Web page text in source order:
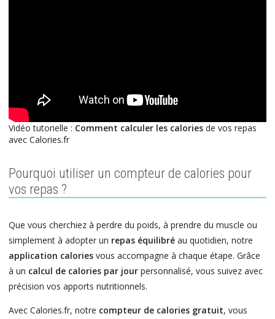
Vidéo tutorielle : Comment calculer les calories de vos repas
avec Calories.fr
Pourquoi utiliser un compteur de calories pour
vos repas ?
Que vous cherchiez à perdre du poids, à prendre du muscle ou
simplement à adopter un repas équilibré au quotidien, notre
application calories vous accompagne à chaque étape. Grâce
à un calcul de calories par jour personnalisé, vous suivez avec
précision vos apports nutritionnels.
Avec Calories.fr, notre compteur de calories gratuit, vous